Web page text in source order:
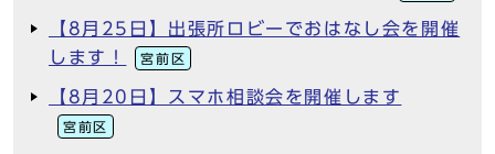
【8月25日】出張所ロビーでおはなし会を開催
します！
宮前区
【8月20日】スマホ相談会を開催します
宮前区